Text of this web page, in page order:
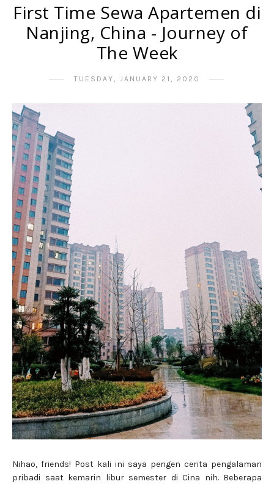
First Time Sewa Apartemen di
Nanjing, China - Journey of
The Week
TUESDAY, JANUARY 21, 2020
Nihao, friends! Post kali ini saya pengen cerita pengalaman
pribadi saat kemarin libur semester di Cina nih. Beberapa